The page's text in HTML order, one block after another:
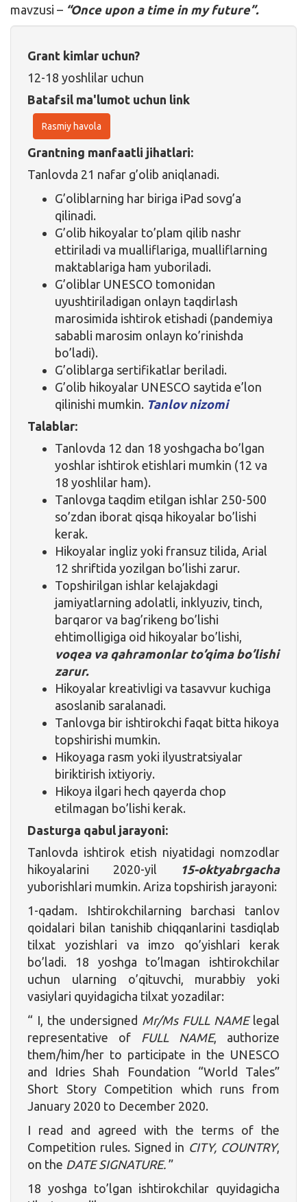
mavzusi – “Once upon a time in my future”.
Grant kimlar uchun?
12-18 yoshlilar uchun
Batafsil ma'lumot uchun link
Rasmiy havola
Grantning manfaatli jihatlari:
Tanlovda 21 nafar g’olib aniqlanadi.
G’oliblarning har biriga iPad sovg’a
qilinadi.
G’olib hikoyalar to’plam qilib nashr
ettiriladi va mualliflariga, mualliflarning
maktablariga ham yuboriladi.
G’oliblar UNESCO tomonidan
uyushtiriladigan onlayn taqdirlash
marosimida ishtirok etishadi (pandemiya
sababli marosim onlayn ko’rinishda
bo’ladi).
G’oliblarga sertifikatlar beriladi.
G’olib hikoyalar UNESCO saytida e’lon
qilinishi mumkin. Tanlov nizomi
Talablar:
Tanlovda 12 dan 18 yoshgacha bo’lgan
yoshlar ishtirok etishlari mumkin (12 va
18 yoshlilar ham).
Tanlovga taqdim etilgan ishlar 250-500
so’zdan iborat qisqa hikoyalar bo’lishi
kerak.
Hikoyalar ingliz yoki fransuz tilida, Arial
12 shriftida yozilgan bo’lishi zarur.
Topshirilgan ishlar kelajakdagi
jamiyatlarning adolatli, inklyuziv, tinch,
barqaror va bag’rikeng bo’lishi
ehtimolligiga oid hikoyalar bo’lishi,
voqea va qahramonlar to’qima bo’lishi
zarur.
Hikoyalar kreativligi va tasavvur kuchiga
asoslanib saralanadi.
Tanlovga bir ishtirokchi faqat bitta hikoya
topshirishi mumkin.
Hikoyaga rasm yoki ilyustratsiyalar
biriktirish ixtiyoriy.
Hikoya ilgari hech qayerda chop
etilmagan bo’lishi kerak.
Dasturga qabul jarayoni:
Tanlovda ishtirok etish niyatidagi nomzodlar
hikoyalarini 2020-yil
15-oktyabrgacha
yuborishlari mumkin. Ariza topshirish jarayoni:
1-qadam. Ishtirokchilarning barchasi tanlov
qoidalari bilan tanishib chiqqanlarini tasdiqlab
tilxat yozishlari va imzo qo’yishlari kerak
bo’ladi. 18 yoshga to’lmagan ishtirokchilar
uchun ularning o’qituvchi, murabbiy yoki
vasiylari quyidagicha tilxat yozadilar:
“ I, the undersigned Mr/Ms FULL NAMElegal
representative of FULL NAME, authorize
them/him/her to participate in the UNESCO
and Idries Shah Foundation “World Tales”
Short Story Competition which runs from
January 2020 to December 2020.
I read and agreed with the terms of the
Competition rules. Signed in CITY, COUNTRY,
on the DATE SIGNATURE. ”
18 yoshga to’lgan ishtirokchilar quyidagicha